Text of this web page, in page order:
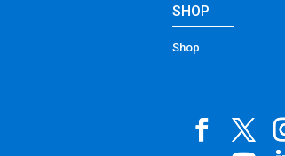
SHOP
Shop